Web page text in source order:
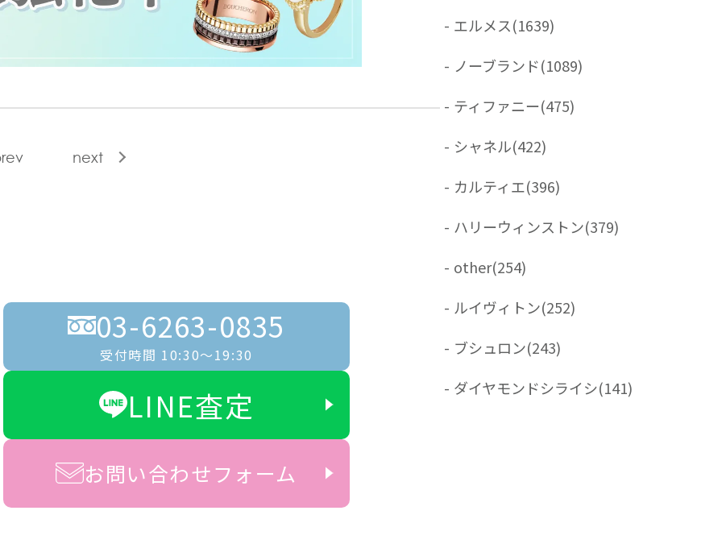
next
03-6263-0835
受付時間 10:30〜19:30
LINE査定
お問い合わせフォーム
- エルメス(1639)
- ノーブランド(1089)
- ティファニー(475)
- シャネル(422)
- カルティエ(396)
- ハリーウィンストン(379)
- other(254)
- ルイヴィトン(252)
- ブシュロン(243)
- ダイヤモンドシライシ(141)